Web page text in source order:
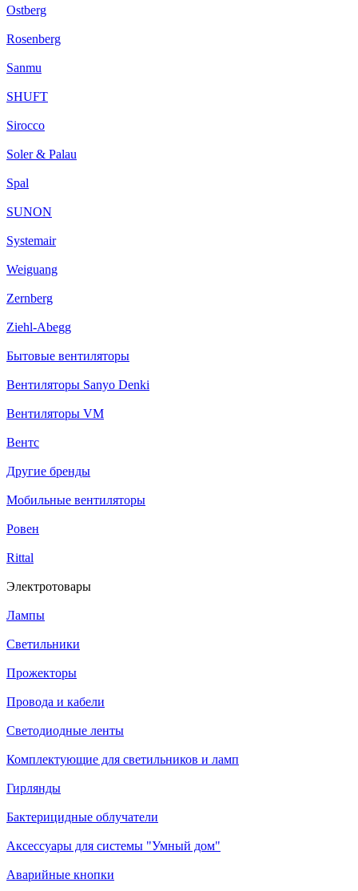
Ostberg
Rosenberg
Sanmu
SHUFT
Sirocco
Soler & Palau
Spal
SUNON
Systemair
Weiguang
Zernberg
Ziehl-Abegg
Бытовые вентиляторы
Вентиляторы Sanyo Denki
Вентиляторы VM
Вентс
Другие бренды
Мобильные вентиляторы
Ровен
Rittal
Электротовары
Лампы
Светильники
Прожекторы
Провода и кабели
Светодиодные ленты
Комплектующие для светильников и ламп
Гирлянды
Бактерицидные облучатели
Аксессуары для системы "Умный дом"
Аварийные кнопки